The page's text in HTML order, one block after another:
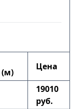
(м)
Цена
19010
руб.